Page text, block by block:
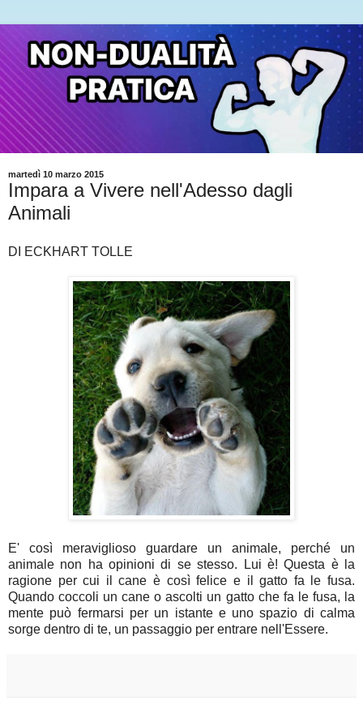
martedì 10 marzo 2015
Impara a Vivere nell'Adesso dagli
Animali
DI ECKHART TOLLE
E' così meraviglioso guardare un animale, perché un
animale non ha opinioni di se stesso. Lui è! Questa è la
ragione per cui il cane è così felice e il gatto fa le fusa.
Quando coccoli un cane o ascolti un gatto che fa le fusa, la
mente può fermarsi per un istante e uno spazio di calma
sorge dentro di te, un passaggio per entrare nell'Essere.